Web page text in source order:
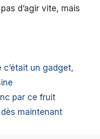
d’agir vite, mais
c’était un gadget,
par ce fruit
maintenant